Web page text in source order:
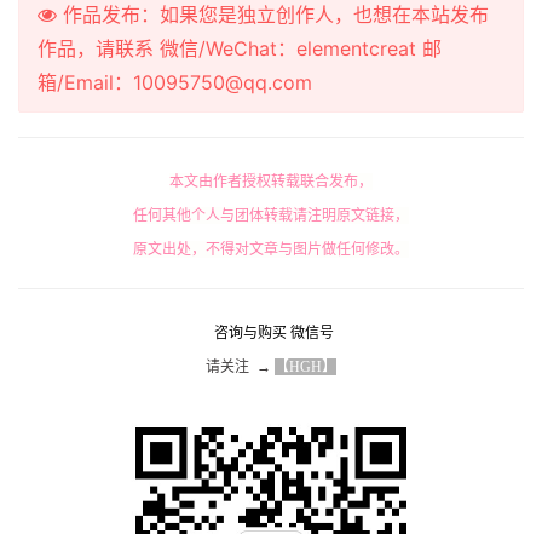
作品发布：如果您是独立创作人，也想在本站发布
作品，请联系 微信/WeChat：elementcreat 邮
箱/Email：10095750@qq.com
本文由作者授权转载联合发布，
任何其他个人与团体转载请注明原文链接，
原文出处，不得对文章与图片做任何修改。
咨询与购买 微信号
请关注  → 【HGH】